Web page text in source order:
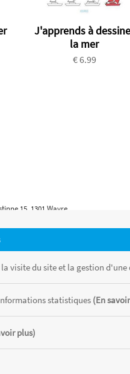
J'apprends à
la mer
€ 6.99
visite du site et la gestion
statistiques (En
plus)
15, 1301 Wavre
315, 1410 Waterloo
magasin, toutes taxes comprises.